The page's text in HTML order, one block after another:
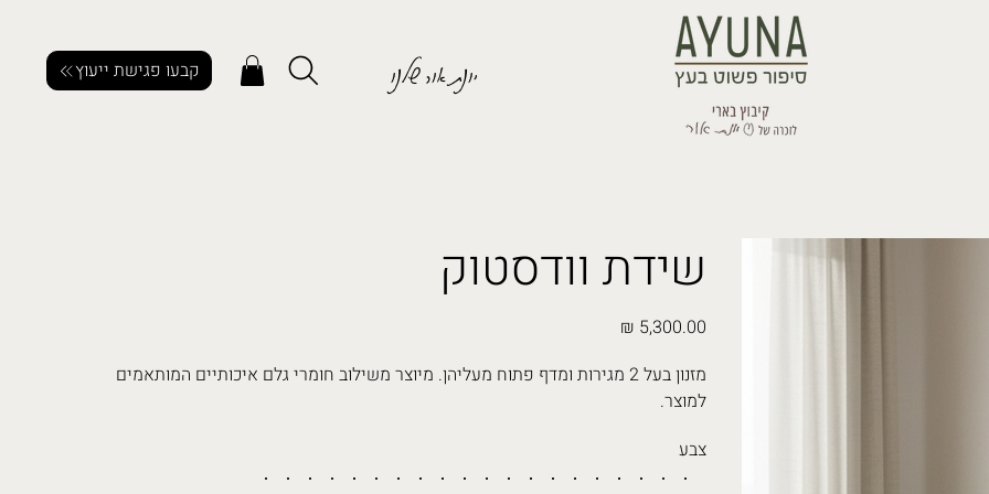
יונת אור שלנו קבעו פגישת ייעוץ
שידת וודסטוק
מחיר
מזנון בעל 2 מגירות ומדף פתוח מעליהן. מיוצר משילוב חומרי גלם איכותיים המותאמים
למוצר.
צבע